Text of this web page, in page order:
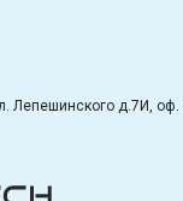
Лепешинского д.7И, оф.